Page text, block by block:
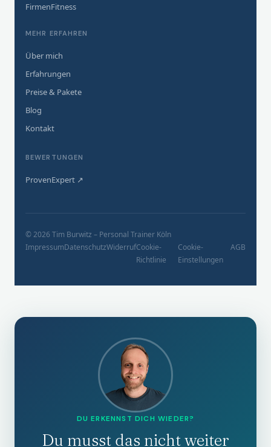
FirmenFitness
MEHR ERFAHREN
Über mich
Erfahrungen
Preise & Pakete
Blog
Kontakt
BEWERTUNGEN
ProvenExpert ↗
© 2026 Tim Burwitz – Personal Trainer Köln
ImpressumDatenschutzWiderrufCookie-
Richtlinie
Cookie-
Einstellungen
AGB
DU ERKENNST DICH WIEDER?
Du musst das nicht weiter